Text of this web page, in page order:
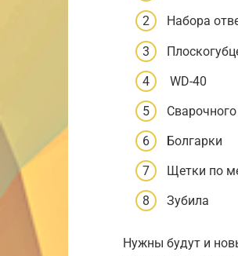
Набора
WD-40
Болгарки
Щетки по
Зубила
Нужны будут и